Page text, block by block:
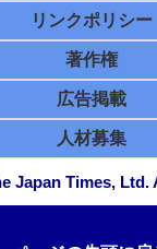
リンクポリシー
著作権
広告掲載
人材募集
Japan Times, Ltd.